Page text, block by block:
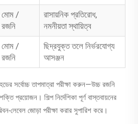
/
রাসায়নিক প্রতিরোধ,
নমনীয়তা স্থায়িত্ব
/
ছিদ্রযুক্ত তলে নির্ভরযোগ্য
আসঞ্জন
সর্বোচ্চ তাপমাত্রা পরীক্ষা করুন—উচ্চ রজনি
প্রয়োজন। শিল্প নির্দেশিকা পূর্ণ বাস্তবায়নের
লেবেল জোড়া পরীক্ষা করার সুপারিশ করে।